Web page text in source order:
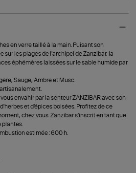
en verre taillé à la main. Puisant son
sur les plages de l'archipel de Zanzibar, la
éphémères laissées sur le sable humide par
Sauge, Ambre et Musc.
vous envahir par la senteur ZANZIBAR avec son
et d'épices boisées. Profitez de ce
chez vous. Zanzibar s'inscrit en tant que
plantes.
estimée : 600 h.